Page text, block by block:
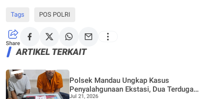
Tags POS POLRI
Share
ARTIKEL TERKAIT
Polsek Mandau Ungkap Kasus
Penyalahgunaan Ekstasi, Dua Terduga
Jul 21, 2026